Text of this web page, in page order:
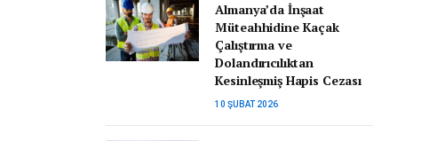
Almanya’da İnşaat
Müteahhidine Kaçak
Çalıştırma ve
Dolandırıcılıktan
Kesinleşmiş Hapis Cezası
10 ŞUBAT 2026